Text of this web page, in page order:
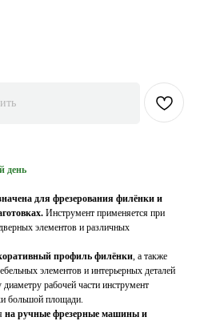
день
для фрезерования филёнки и
Инструмент применяется при
элементов и различных
профиль филёнки , а также
элементов и интерьерных деталей
рабочей части инструмент
большой площади.
на ручные фрезерные машины и